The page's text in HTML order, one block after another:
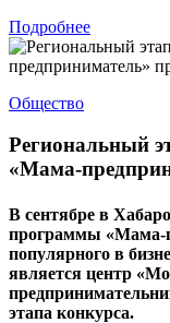
Подробнее
Общество
Региональный
«Мама-
В сентябре в
программы «Мама-
популярного в
является центр
этапа конкурса.